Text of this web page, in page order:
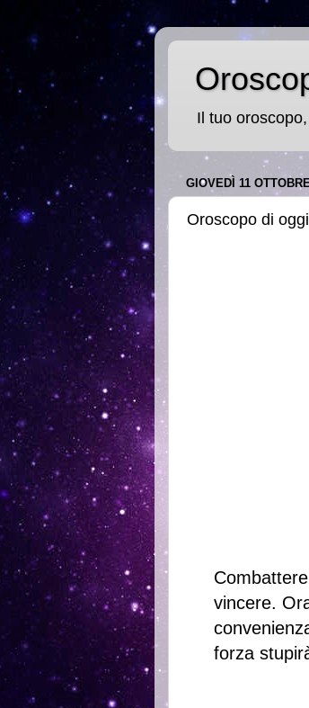
Il tuo
GIOVEDÌ 11
Oroscopo di
vincere.
forza